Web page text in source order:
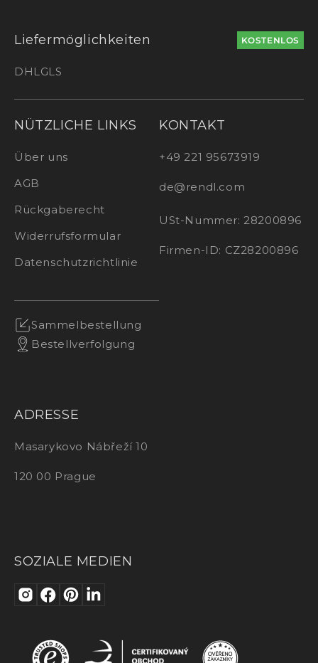
Liefermöglichkeiten KOSTENLOS
DHLGLS
NÜTZLICHE LINKS
Über uns
AGB
Rückgaberecht
Widerrufsformular
Datenschutzrichtlinie
Sammelbestellung
Bestellverfolgung
KONTAKT
+49 221 95673919
de@rendl.com
USt-Nummer: 28200896
Firmen-ID: CZ28200896
ADRESSE
Masarykovo Nábřeží 10
120 00 Prague
SOZIALE MEDIEN